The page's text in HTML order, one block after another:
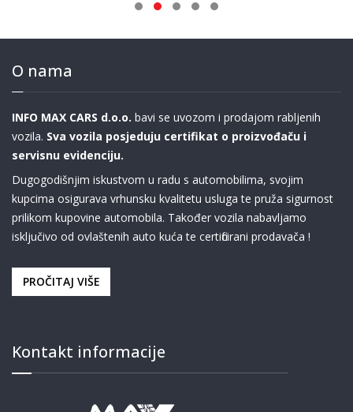
O nama
INFO MAX CARS d.o.o. bavi se uvozom i prodajom rabljenih
vozila. Sva vozila posjeduju certifikat o proizvođaču i
servisnu evidenciju.
Dugogodišnjim iskustvom u radu s automobilima, svojim
kupcima osigurava vrhunsku kvalitetu usluga te pruža sigurnost
prilikom kupovine automobila. Također vozila nabavljamo
isključivo od ovlaštenih auto kuća te certificirani prodavača !
PROČITAJ VIŠE
Kontakt informacije